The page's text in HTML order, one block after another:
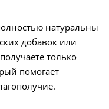
натуральны
добавок или
только
помогает